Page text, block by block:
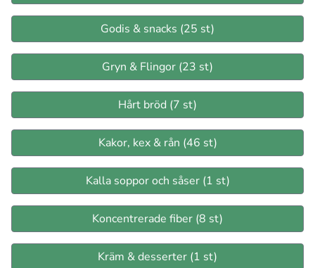
Godis & snacks (25 st)
Gryn & Flingor (23 st)
Hårt bröd (7 st)
Kakor, kex & rån (46 st)
Kalla soppor och såser (1 st)
Koncentrerade fiber (8 st)
Kräm & desserter (1 st)